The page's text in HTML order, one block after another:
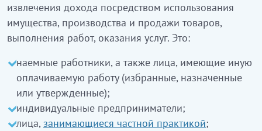
извлечения дохода посредством использования
имущества, производства и продажи товаров,
выполнения работ, оказания услуг. Это:
наемные работники, а также лица, имеющие иную
оплачиваемую работу (избранные, назначенные
или утвержденные);
индивидуальные предприниматели;
лица, занимающиеся частной практикой;